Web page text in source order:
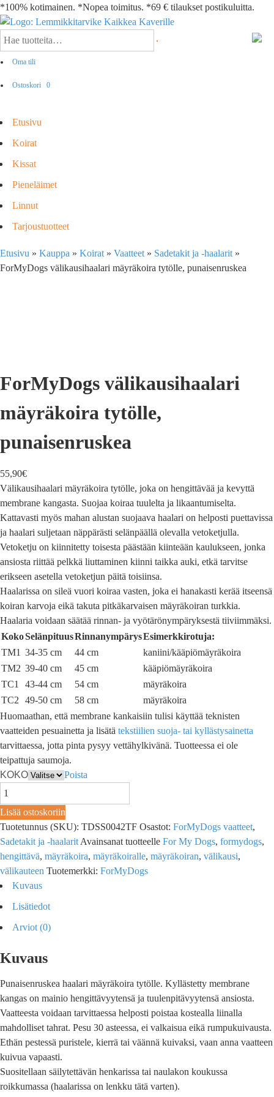
*100% kotimainen. *Nopea toimitus. *69 € tilaukset postikuluitta.
Oma tili
Ostoskori 0
Etusivu
Koirat
Kissat
Pieneläimet
Linnut
Tarjoustuotteet
Etusivu » Kauppa » Koirat » Vaatteet » Sadetakit ja -haalarit »
ForMyDogs välikausihaalari mäyräkoira tytölle, punaisenruskea
ForMyDogs välikausihaalari
mäyräkoira tytölle,
punaisenruskea
55,90€
Välikausihaalari mäyräkoira tytölle, joka on hengittävää ja kevyttä
membrane kangasta. Suojaa koiraa tuulelta ja likaantumiselta.
Kattavasti myös mahan alustan suojaava haalari on helposti puettavissa
ja haalari suljetaan näppärästi selänpäällä olevalla vetoketjulla.
Vetoketju on kiinnitetty toisesta päästään kiinteään kaulukseen, jonka
ansiosta riittää pelkkä liuttaminen kiinni taikka auki, etkä tarvitse
erikseen asetella vetoketjun päitä toisiinsa.
Haalarissa on sileä vuori koiraa vasten, joka ei hanakasti kerää itseensä
koiran karvoja eikä takuta pitkäkarvaisen mäyräkoiran turkkia.
Haalaria voidaan säätää rinnan- ja vyötärönympäryksestä tiiviimmäksi.
KokoSelänpituusRinnanympärysEsimerkkirotuja:
TM1 34-35 cm 44 cm
kaniini/kääpiömäyräkoira
TM2 39-40 cm 45 cm
kääpiömäyräkoira
TC1
43-44 cm 54 cm
mäyräkoira
TC2
49-50 cm 58 cm
mäyräkoira
Huomaathan, että membrane kankaisiin tulisi käyttää teknisten
vaatteiden pesuainetta ja lisätä tekstiilien suoja- tai kyllästysainetta
tarvittaessa, jotta pinta pysyy vettähylkivänä. Tuotteessa ei ole
teipattuja saumoja.
KOKO
Poista
Lisää ostoskoriin
Tuotetunnus (SKU): TDSS0042TF Osastot: ForMyDogs vaatteet,
Sadetakit ja -haalarit Avainsanat tuotteelle For My Dogs, formydogs,
hengittävä, mäyräkoira, mäyräkoiralle, mäyräkoiran, välikausi,
välikauteen Tuotemerkki: ForMyDogs
Kuvaus
Lisätiedot
Arviot (0)
Kuvaus
Punaisenruskea haalari mäyräkoira tytölle. Kyllästetty membrane
kangas on mainio hengittävyytensä ja tuulenpitävyytensä ansiosta.
Vaatteesta voidaan tarvittaessa helposti poistaa kostealla liinalla
mahdolliset tahrat. Pesu 30 asteessa, ei valkaisua eikä rumpukuivausta.
Ethän pestessä puristele, kierrä tai väännä kuivaksi, vaan anna vaatteen
kuivua vapaasti.
Suositellaan säilytettävän henkarissa tai naulakon koukussa
roikkumassa (haalarissa on lenkku tätä varten).